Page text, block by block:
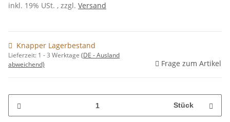
inkl. 19% USt. , zzgl. Versand
Knapper Lagerbestand
Lieferzeit: 1 - 3 Werktage (DE - Ausland
abweichend)
Frage zum Artikel
Stück